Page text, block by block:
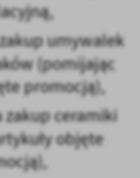
umywalek
(pomijając
promocją),
ceramiki
objęte